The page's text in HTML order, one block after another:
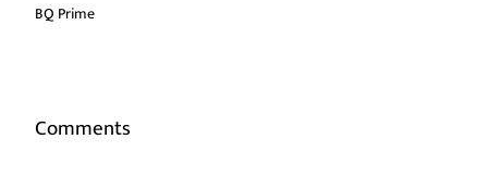
BQ Prime
Comments